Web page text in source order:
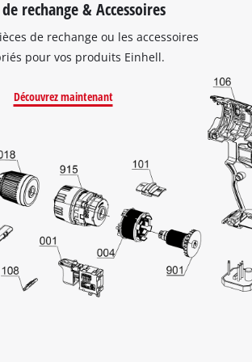
rechange & Accessoires
de rechange ou les accessoires
pour vos produits Einhell.
Découvrez maintenant